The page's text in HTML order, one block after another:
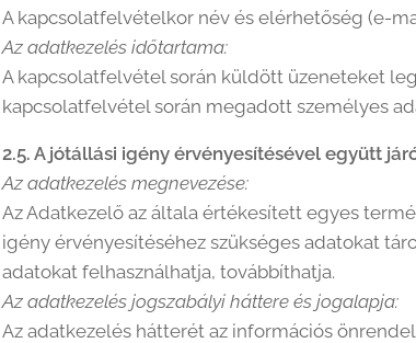
A kapcsolatfelvételkor név és elérhetőség (e-
Az adatkezelés időtartama:
A kapcsolatfelvétel során küldött üzeneteket
kapcsolatfelvétel során megadott személyes
2.5. A jótállási igény érvényesítésével együtt
Az adatkezelés megnevezése:
Az Adatkezelő az általa értékesített egyes
igény érvényesítéséhez szükséges adatokat
adatokat felhasználhatja, továbbíthatja.
Az adatkezelés jogszabályi háttere és jogalapja:
Az adatkezelés hátterét az információs